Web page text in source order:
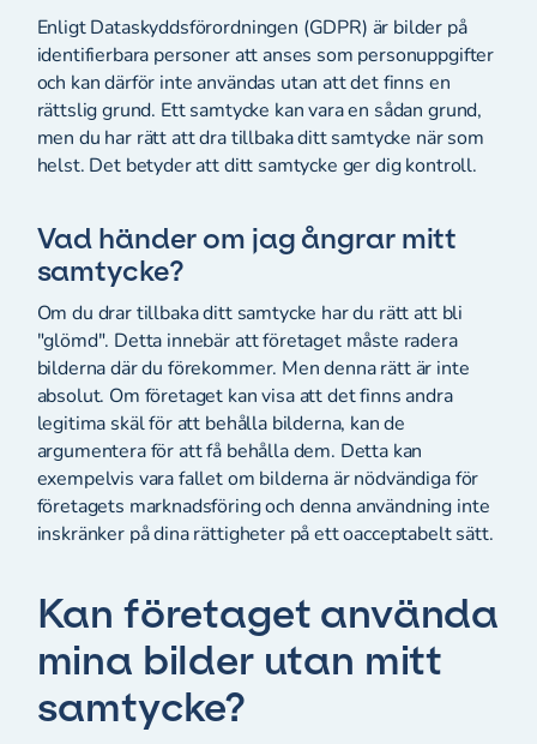
Enligt Dataskyddsförordningen (GDPR) är bilder på
identifierbara personer att anses som personuppgifter
och kan därför inte användas utan att det finns en
rättslig grund. Ett samtycke kan vara en sådan grund,
men du har rätt att dra tillbaka ditt samtycke när som
helst. Det betyder att ditt samtycke ger dig kontroll.
Vad händer om jag ångrar mitt
samtycke?
Om du drar tillbaka ditt samtycke har du rätt att bli
"glömd". Detta innebär att företaget måste radera
bilderna där du förekommer. Men denna rätt är inte
absolut. Om företaget kan visa att det finns andra
legitima skäl för att behålla bilderna, kan de
argumentera för att få behålla dem. Detta kan
exempelvis vara fallet om bilderna är nödvändiga för
företagets marknadsföring och denna användning inte
inskränker på dina rättigheter på ett oacceptabelt sätt.
Kan företaget använda
mina bilder utan mitt
samtycke?